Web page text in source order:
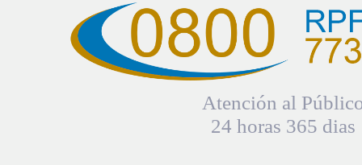
Atención al
24 horas 365 dias